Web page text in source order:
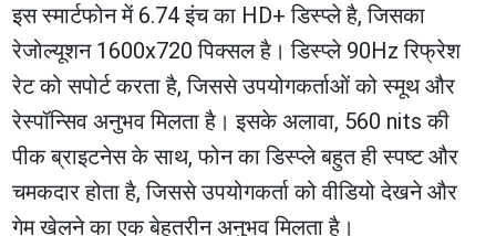
इस स्मार्टफोन में 6.74 इंच का HD+ डिस्प्ले है, जिसका
रेजोल्यूशन 1600x720 पिक्सल है। डिस्प्ले 90Hz रिफ्रेश
रेट को सपोर्ट करता है, जिससे उपयोगकर्ताओं को स्मूथ और
रेस्पॉन्सिव अनुभव मिलता है। इसके अलावा, 560 nits की
पीक ब्राइटनेस के साथ, फोन का डिस्प्ले बहुत ही स्पष्ट और
चमकदार होता है, जिससे उपयोगकर्ता को वीडियो देखने और
गेम खेलने का एक बेहतरीन अनुभव मिलता है।